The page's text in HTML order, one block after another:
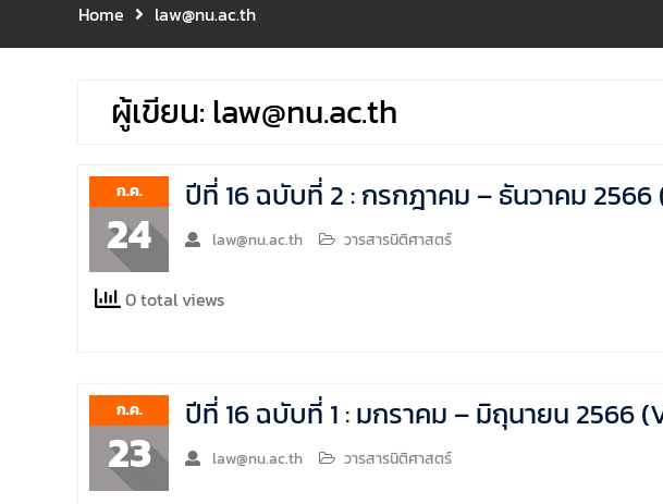
บุคลากรที่ปฏิบัติงาน ณ กลุ่มอาคารอุตสาหกรรม
บริการ เพื่อร่วมกันสร้างพื้นที่การทำงานที่
คณะนิติศาสตร์ มหาวิทยาลัยนเรศวร จัด
ศาสตราจารย์ ดร.บุญญรัตน์ โชคบันดาลชัย
คณบดีคณะนิติศาสตร์ ให้เกียรติเป็นประธานใน
พิธีเปิด พร้อมกล่าวต้อนรับและให้โอวาทแก่นิสิต
นิติศาสตร์
Home law@nu.ac.th
ผู้เขียน: law@nu.ac.th
ก.ค.
24
ปีที่ 16 ฉบับที่ 2 : กรกฎาคม – ธันวาคม 2566
law@nu.ac.th วารสารนิติศาสตร์
0 total views
ก.ค.
23
ปีที่ 16 ฉบับที่ 1 : มกราคม – มิถุนายน 2566
law@nu.ac.th วารสารนิติศาสตร์